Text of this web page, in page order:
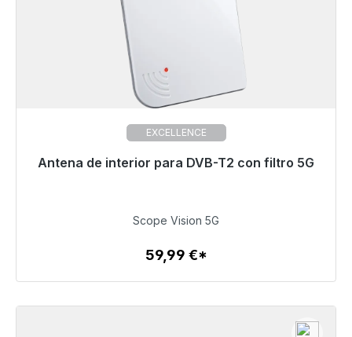
EXCELLENCE
Antena de interior para DVB-T2 con filtro 5G
Listo para envío inmediato, plazo de entrega 48h*
Detalles
Scope Vision 5G
59,99 €*